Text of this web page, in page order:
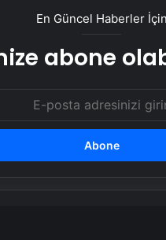
En Güncel Haberler İçin
abone